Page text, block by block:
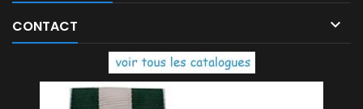
CONTACT 